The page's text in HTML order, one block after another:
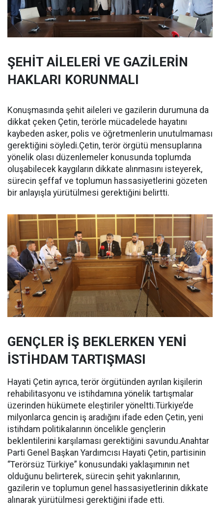
ŞEHİT AİLELERİ VE GAZİLERİN
HAKLARI KORUNMALI
Konuşmasında şehit aileleri ve gazilerin durumuna da
dikkat çeken Çetin, terörle mücadelede hayatını
kaybeden asker, polis ve öğretmenlerin unutulmaması
gerektiğini söyledi.Çetin, terör örgütü mensuplarına
yönelik olası düzenlemeler konusunda toplumda
oluşabilecek kaygıların dikkate alınmasını isteyerek,
sürecin şeffaf ve toplumun hassasiyetlerini gözeten
bir anlayışla yürütülmesi gerektiğini belirtti.
GENÇLER İŞ BEKLERKEN YENİ
İSTİHDAM TARTIŞMASI
Hayati Çetin ayrıca, terör örgütünden ayrılan kişilerin
rehabilitasyonu ve istihdamına yönelik tartışmalar
üzerinden hükümete eleştiriler yöneltti.Türkiye’de
milyonlarca gencin iş aradığını ifade eden Çetin, yeni
istihdam politikalarının öncelikle gençlerin
beklentilerini karşılaması gerektiğini savundu.Anahtar
Parti Genel Başkan Yardımcısı Hayati Çetin, partisinin
“Terörsüz Türkiye” konusundaki yaklaşımının net
olduğunu belirterek, sürecin şehit yakınlarının,
gazilerin ve toplumun genel hassasiyetlerinin dikkate
alınarak yürütülmesi gerektiğini ifade etti.